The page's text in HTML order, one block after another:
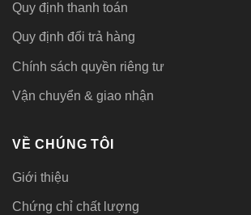
Quy định thanh toán
Quy định đổi trả hàng
Chính sách quyền riêng tư
Vận chuyển & giao nhận
VỀ CHÚNG TÔI
Giới thiệu
Chứng chỉ chất lượng